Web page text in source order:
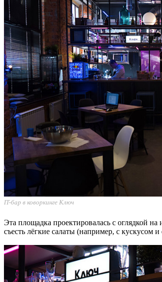
IT-бар в коворкинге Ключ
Эта площадка проектировалась с оглядкой
съесть лёгкие салаты (например, с